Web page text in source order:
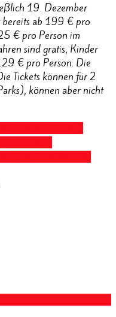
19. Dezember
ab 199 € pro
€ pro Person im
sind gratis, Kinder
€ pro Person. Die
Tickets können für 2
können aber nicht